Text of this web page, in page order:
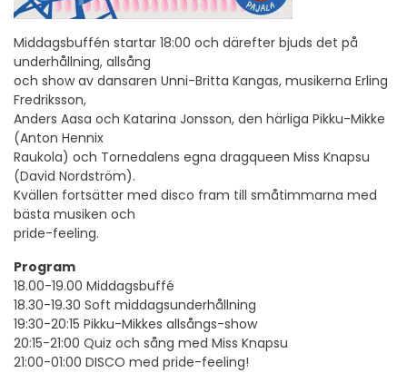
Middagsbuffén startar 18:00 och därefter bjuds det på
underhållning, allsång
och show av dansaren Unni-Britta Kangas, musikerna Erling
Fredriksson,
Anders Aasa och Katarina Jonsson, den härliga Pikku-Mikke
(Anton Hennix
Raukola) och Tornedalens egna dragqueen Miss Knapsu
(David Nordström).
Kvällen fortsätter med disco fram till småtimmarna med
bästa musiken och
pride-feeling.
Program
18.00-19.00 Middagsbuffé
18.30-19.30 Soft middagsunderhållning
19:30-20:15 Pikku-Mikkes allsångs-show
20:15-21:00 Quiz och sång med Miss Knapsu
21:00-01:00 DISCO med pride-feeling!